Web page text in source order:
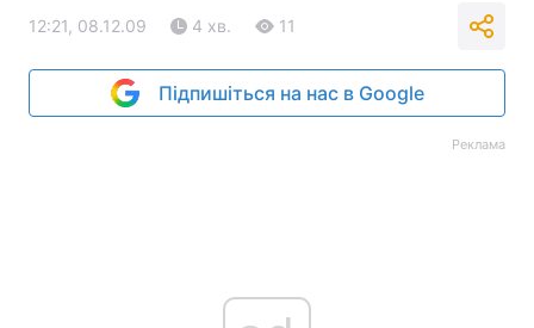
12:21, 08.12.09 4 хв. 11
Підпишіться на нас в Google
Реклама